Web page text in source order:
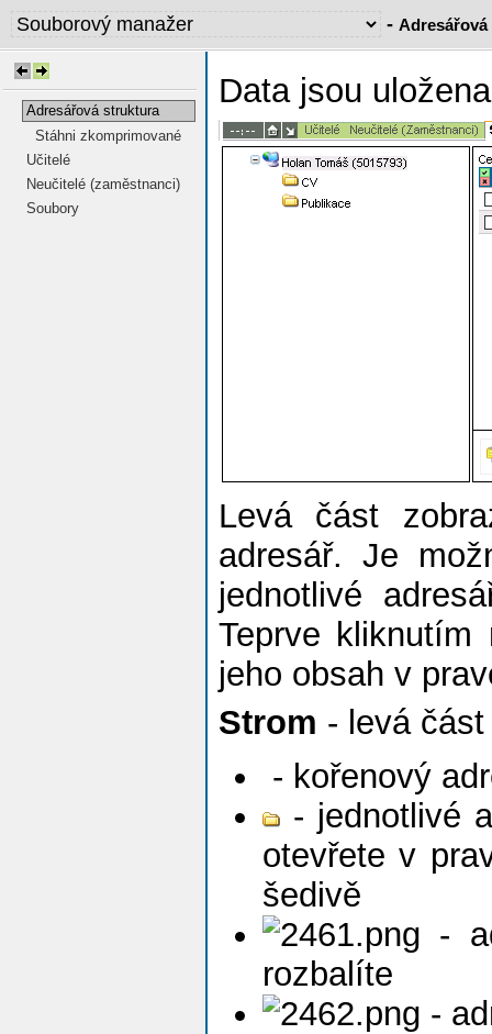
-
Adresářová struktura
Stáhni zkomprimované
Učitelé
Neučitelé (zaměstnanci)
Soubory
Data jsou
Levá část
adresář. Je
jednotlivé
Teprve
jeho obsah v
Strom - levá část
- kořenový
- jednotlivé
otevřete v
šedivě
-
rozbalíte
-